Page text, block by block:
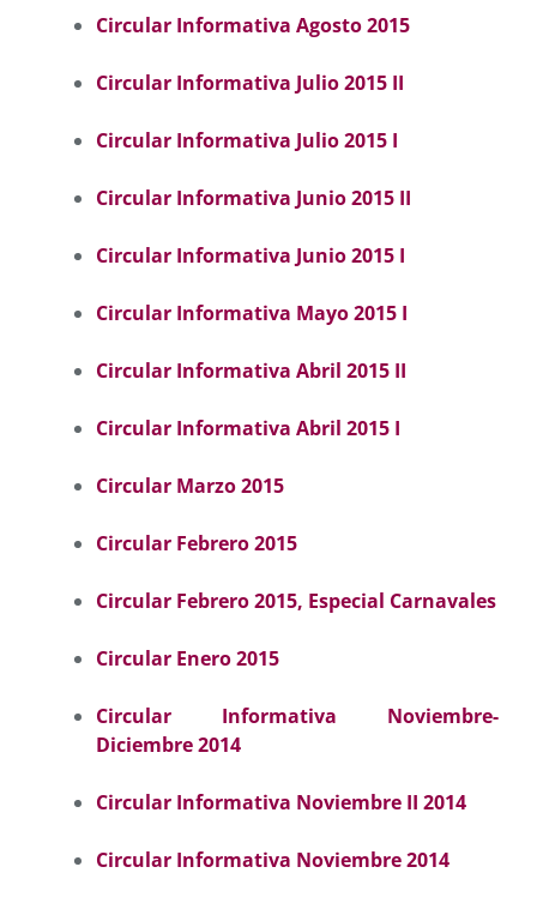
Circular Informativa Agosto 2015
Circular Informativa Julio 2015 II
Circular Informativa Julio 2015 I
Circular Informativa Junio 2015 II
Circular Informativa Junio 2015 I
Circular Informativa Mayo 2015 I
Circular Informativa Abril 2015 II
Circular Informativa Abril 2015 I
Circular Marzo 2015
Circular Febrero 2015
Circular Febrero 2015, Especial Carnavales
Circular Enero 2015
Circular Informativa Noviembre-
Diciembre 2014
Circular Informativa Noviembre II 2014
Circular Informativa Noviembre 2014